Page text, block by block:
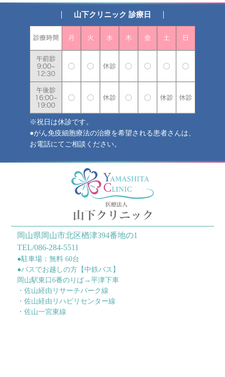
山下クリニック 診療日
※祝日は休診です。
●がん免疫細胞療法の治療を希望される患者さんは、
お電話にてご相談ください。
岡山県岡山市北区楢津394番地の1
TEL/086-284-5511
●駐車場：無料 60台
●バスでお越しの方【中鉄バス】
岡山駅東口6番のりば→平津下車
・佐山経由リサーチパーク線
・佐山経由リハビリセンター線
・佐山一宮東線